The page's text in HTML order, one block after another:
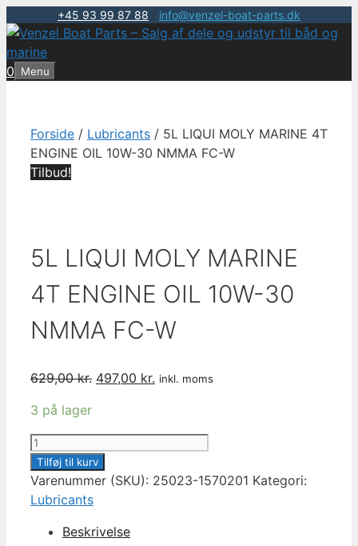
+45 93 99 87 88 info@venzel-boat-parts.dk
Hop
til
indhold
0 Menu
Forside / Lubricants / 5L LIQUI MOLY MARINE 4T
ENGINE OIL 10W-30 NMMA FC-W
Tilbud!
5L LIQUI MOLY MARINE
4T ENGINE OIL 10W-30
NMMA FC-W
629,00kr. Den
var:
629,00 kr..
497,00 kr. Den
er:
497,00 kr..
inkl. moms
3 på lager
5L
LIQUI
MOLY
MARINE
ENGINE
Tilføj til kurv
Varenummer (SKU): 25023-1570201 Kategori:
Lubricants
Beskrivelse